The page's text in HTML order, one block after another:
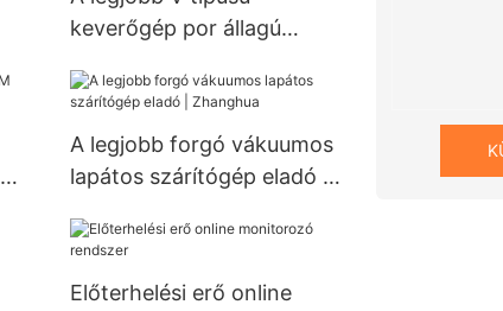
keverőgép por állagú
páramentesítéséhez |
A legjobb forgó vákuumos
lapátos szárítógép eladó |
Előterhelési erő online